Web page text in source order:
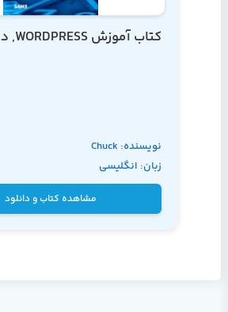
کتاب آموزش WORDPRESS, در 10 دقیقه
نویسنده: Chuck
Tomasi, Kreg Steppe
زبان: انگلیسی
مشاهده کتاب و دانلود